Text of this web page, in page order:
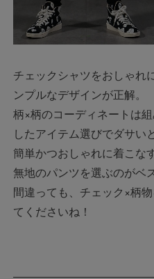
チェックシャツをおしゃれ
ンプルなデザインが正解。
柄×柄のコーディネートは
したアイテム選びでダサい
簡単かつおしゃれに着こな
無地のパンツを選ぶのがベ
間違っても、チェック×柄
てくださいね！